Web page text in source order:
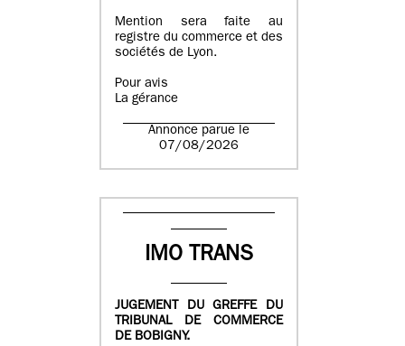
Mention sera faite au
registre du commerce et des
sociétés de Lyon.
Pour avis
La gérance
Annonce parue le
07/08/2026
IMO TRANS
JUGEMENT DU GREFFE DU
TRIBUNAL DE COMMERCE
DE BOBIGNY.